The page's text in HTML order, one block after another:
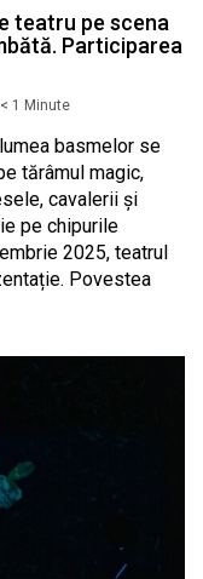
teatru pe scena
Participarea
< 1 Minute
basmelor se
tărâmul magic,
cavalerii și
pe chipurile
2025, teatrul
Povestea